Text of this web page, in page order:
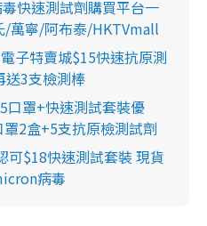
快速測試劑購買平台一
/萬寧/阿布泰/HKTVmall
子特賣城$15快速抗原測
送3支檢測棒
口罩+快速測試套裝優
2盒+5支抗原檢測試劑
可$18快速測試套裝 現貨
病毒